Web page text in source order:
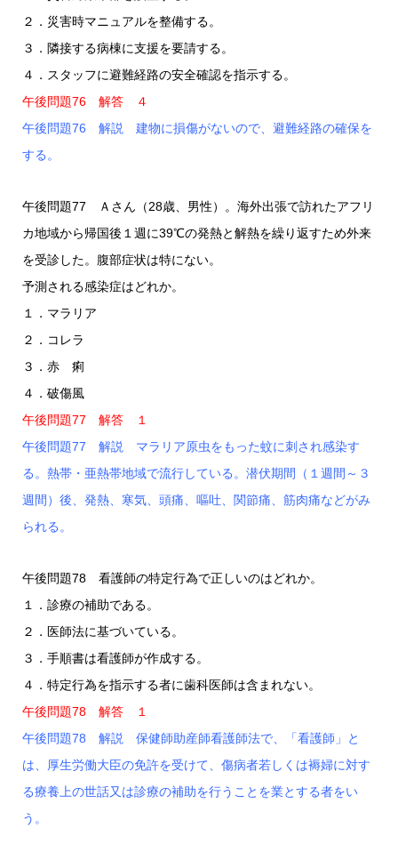
２．災害時マニュアルを整備する。
３．隣接する病棟に支援を要請する。
４．スタッフに避難経路の安全確認を指示する。
午後問題76 解答 ４
午後問題76 解説 建物に損傷がないので、避難経路の確保を
する。
午後問題77 Ａさん（28歳、男性）。海外出張で訪れたアフリ
カ地域から帰国後１週に39℃の発熱と解熱を繰り返すため外来
を受診した。腹部症状は特にない。
予測される感染症はどれか。
１．マラリア
２．コレラ
３．赤 痢
４．破傷風
午後問題77 解答 １
午後問題77 解説 マラリア原虫をもった蚊に刺され感染す
る。熱帯・亜熱帯地域で流行している。潜伏期間（１週間～３
週間）後、発熱、寒気、頭痛、嘔吐、関節痛、筋肉痛などがみ
られる。
午後問題78 看護師の特定行為で正しいのはどれか。
１．診療の補助である。
２．医師法に基づいている。
３．手順書は看護師が作成する。
４．特定行為を指示する者に歯科医師は含まれない。
午後問題78 解答 １
午後問題78 解説 保健師助産師看護師法で、「看護師」と
は、厚生労働大臣の免許を受けて、傷病者若しくは褥婦に対す
る療養上の世話又は診療の補助を行うことを業とする者をい
う。